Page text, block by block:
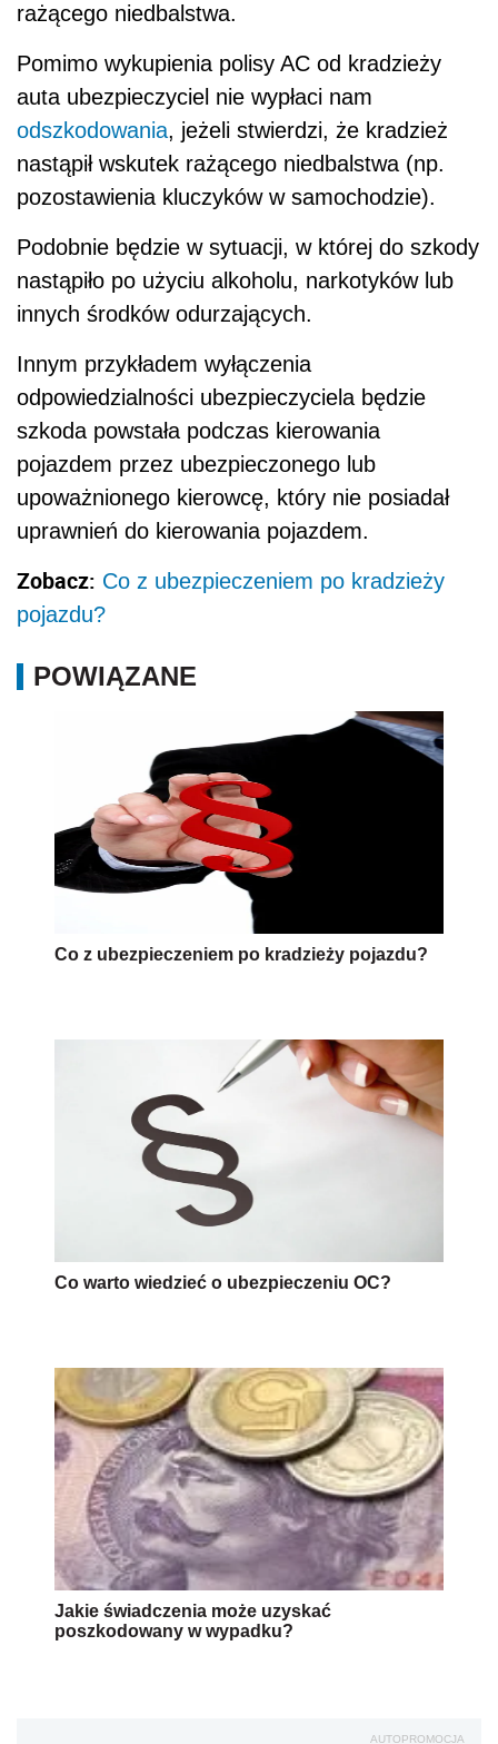
rażącego niedbalstwa.
Pomimo wykupienia polisy AC od kradzieży
auta ubezpieczyciel nie wypłaci nam
odszkodowania, jeżeli stwierdzi, że kradzież
nastąpił wskutek rażącego niedbalstwa (np.
pozostawienia kluczyków w samochodzie).
Podobnie będzie w sytuacji, w której do szkody
nastąpiło po użyciu alkoholu, narkotyków lub
innych środków odurzających.
Innym przykładem wyłączenia
odpowiedzialności ubezpieczyciela będzie
szkoda powstała podczas kierowania
pojazdem przez ubezpieczonego lub
upoważnionego kierowcę, który nie posiadał
uprawnień do kierowania pojazdem.
Zobacz: Co z ubezpieczeniem po kradzieży
pojazdu?
POWIĄZANE
Co z ubezpieczeniem po kradzieży pojazdu?
Co warto wiedzieć o ubezpieczeniu OC?
Jakie świadczenia może uzyskać
poszkodowany w wypadku?
AUTOPROMOCJA